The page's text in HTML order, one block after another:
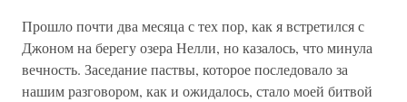
Прошло почти два месяца с тех пор, как я встретился с
Джоном на берегу озера Нелли, но казалось, что минула
вечность. Заседание паствы, которое последовало за
нашим разговором, как и ожидалось, стало моей битвой